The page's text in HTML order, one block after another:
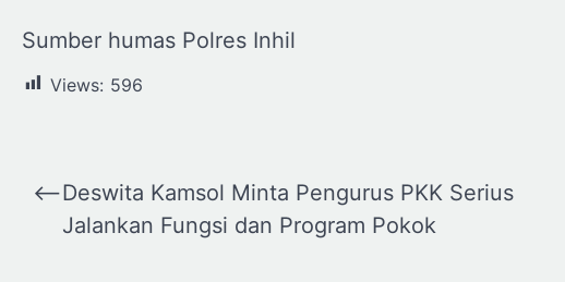
Sumber humas Polres Inhil
Views: 596
Navigasi
pos
⟵Deswita Kamsol Minta Pengurus PKK Serius
Jalankan Fungsi dan Program Pokok